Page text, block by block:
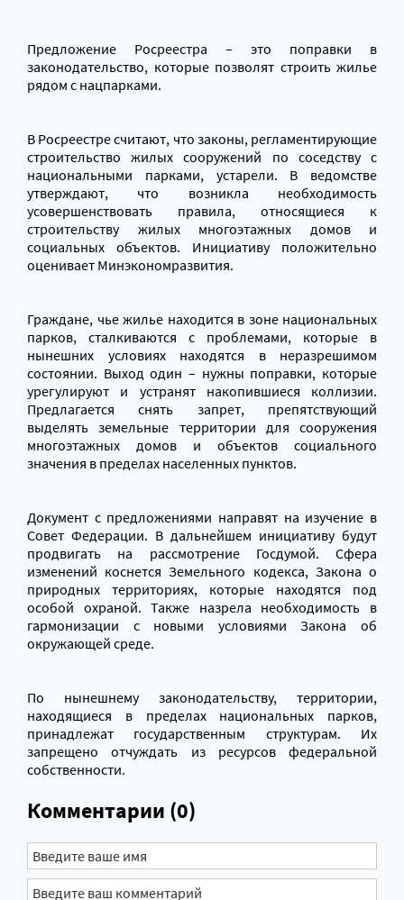
Предложение Росреестра – это поправки в
законодательство, которые позволят строить жилье
рядом с нацпарками.
В Росреестре считают, что законы, регламентирующие
строительство жилых сооружений по соседству с
национальными парками, устарели. В ведомстве
утверждают, что возникла необходимость
усовершенствовать правила, относящиеся к
строительству жилых многоэтажных домов и
социальных объектов. Инициативу положительно
оценивает Минэкономразвития.
Граждане, чье жилье находится в зоне национальных
парков, сталкиваются с проблемами, которые в
нынешних условиях находятся в неразрешимом
состоянии. Выход один – нужны поправки, которые
урегулируют и устранят накопившиеся коллизии.
Предлагается снять запрет, препятствующий
выделять земельные территории для сооружения
многоэтажных домов и объектов социального
значения в пределах населенных пунктов.
Документ с предложениями направят на изучение в
Совет Федерации. В дальнейшем инициативу будут
продвигать на рассмотрение Госдумой. Сфера
изменений коснется Земельного кодекса, Закона о
природных территориях, которые находятся под
особой охраной. Также назрела необходимость в
гармонизации с новыми условиями Закона об
окружающей среде.
По нынешнему законодательству, территории,
находящиеся в пределах национальных парков,
принадлежат государственным структурам. Их
запрещено отчуждать из ресурсов федеральной
собственности.
Комментарии (0)